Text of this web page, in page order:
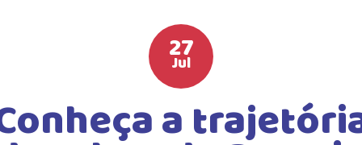
LISTA DE MATERIAIS
CALENDÁRIO ESCOLAR 2026
GUIA DA FAMÍLIA
27
Jul
a